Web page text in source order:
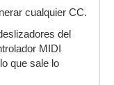
cualquier CC.
del
MIDI
que sale lo